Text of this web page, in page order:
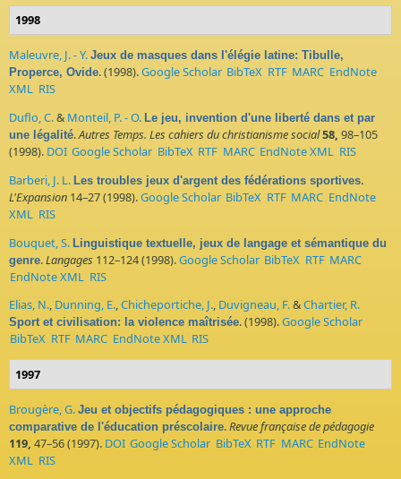
1998
Maleuvre, J. - Y. Jeux de masques dans l'élégie latine: Tibulle,
Properce, Ovide. (1998).Google Scholar BibTeX RTF MARC EndNote
XML RIS
Duflo, C.& Monteil, P. - O. Le jeu, invention d'une liberté dans et par
une légalité.Autres Temps. Les cahiers du christianisme social58, 98–105
(1998). DOI Google Scholar BibTeX RTF MARC EndNote XML RIS
Barberi, J. L. Les troubles jeux d'argent des fédérations sportives.
L'Expansion 14–27 (1998).Google Scholar BibTeX RTF MARC EndNote
XML RIS
Bouquet, S. Linguistique textuelle, jeux de langage et sémantique du
genre.Langages 112–124 (1998).Google Scholar BibTeX RTF MARC
EndNote XML RIS
Elias, N., Dunning, E.,Chicheportiche, J., Duvigneau, F.&Chartier, R.
Sport et civilisation: la violence maîtrisée. (1998).Google Scholar
BibTeX RTF MARC EndNote XML RIS
1997
Brougère, G. Jeu et objectifs pédagogiques : une approche
comparative de l'éducation préscolaire.Revue française de pédagogie
119, 47–56 (1997). DOI Google Scholar BibTeX RTF MARC EndNote
XML RIS